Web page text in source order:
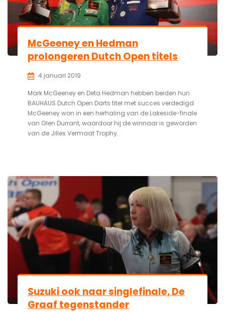
McGeeney en Hedman
prolongeren Dutch Open titels
4 januari 2019
Mark McGeeney en Deta Hedman hebben beiden hun
BAUHAUS Dutch Open Darts titel met succes verdedigd.
McGeeney won in een herhaling van de Lakeside-finale
van Glen Durrant, waardoor hij de winnaar is geworden
van de Jilles Vermaat Trophy.
Suzuki ook naar singlefinale, De
Graaf tegenstander